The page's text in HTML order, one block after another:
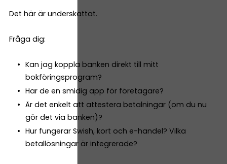
Det här är underskattat.
Fråga dig:
Kan jag koppla banken direkt till mitt
bokföringsprogram?
Har de en smidig app för företagare?
Är det enkelt att attestera betalningar (om du nu
gör det via banken)?
Hur fungerar Swish, kort och e-handel? Vilka
betallösningar är integrerade?